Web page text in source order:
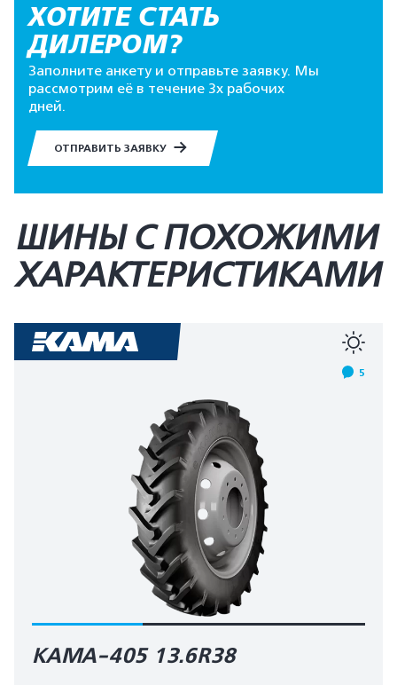
ХОТИТЕ СТАТЬ
ДИЛЕРОМ?
Заполните анкету и отправьте заявку. Мы
рассмотрим её в течение 3х рабочих
дней.
ОТПРАВИТЬ ЗАЯВКУ
ШИНЫ С ПОХОЖИМИ
ХАРАКТЕРИСТИКАМИ
5
КАМА-405 13.6R38